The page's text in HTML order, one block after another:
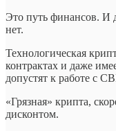
Это путь финансов. И
нет.
Технологическая
контрактах и даже
допустят к работе с
«Грязная» крипта,
дисконтом.